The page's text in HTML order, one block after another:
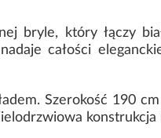
bryle, który łączy
całości
Szerokość 190
konstrukcja